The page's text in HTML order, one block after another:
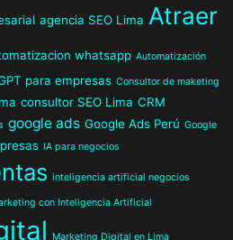
agencia SEO Lima Atraer
whatsapp Automatización
para empresas Consultor de maketing
consultor SEO Lima CRM
google ads Google Ads Perú Google
IA para negocios
inteligencia artificial negocios
con Inteligencia Artificial
Marketing Digital en Lima